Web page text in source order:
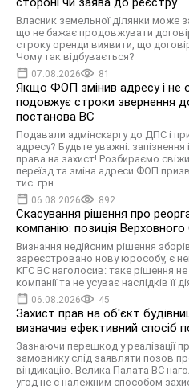
Власник земельної ділянки може
що не бажає продовжувати
строку оренди виявити, що
Чому так відбувається?
07.08.2026 81
Якщо ФОП змінив адресу і не
подовжує строки звернення
постанова ВС
Подавали адмінскаргу до ДПС і
адресу? Будьте уважні:
права на захист! Розбираємо
переїзд та зміна адреси ФОП
тис. грн.
06.08.2026 892
Скасування рішення про
компанію: позиція
Визнання недійсним рішення
зареєстровано нову юрособу, є
КГС ВС наголосив: таке рішення не
компанії та не усуває наслідків її
06.08.2026 45
Захист прав на об'єкт
визначив ефективний спосіб
Зазнаючи перешкод у реалізації
замовнику слід заявляти позов
віндикацію. Велика Палата ВС
угод не є належним способом